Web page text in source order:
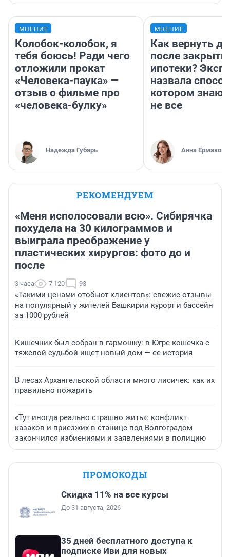
МНЕНИЕ
Колобок-колобок, я
тебя боюсь! Ради чего
отложили прокат
«Человека-паука» —
отзыв о фильме про
«человека-булку»
Надежда Губарь
МНЕНИЕ
Как вернуть
после
ипотеки?
назвала
котором
не все
Анна Ермакова
РЕКОМЕНДУЕМ
«Меня исполосовали всю». Сибирячка
похудела на 30 килограммов и
выиграла преображение у
пластических хирургов: фото до и
после
3 часа 7 120 93
«Такими ценами отобьют клиентов»: свежие отзывы
на популярный у жителей Башкирии курорт и бассейн
за 1000 рублей
Кишечник был собран в гармошку: в Югре кошечка с
тяжелой судьбой ищет новый дом — ее история
В лесах Архангельской области много лисичек: как их
правильно пожарить
«Тут иногда реально страшно жить»: конфликт
казаков и приезжих в станице под Волгоградом
закончился избиениями и заявлениями в полицию
ПРОМОКОДЫ
Скидка 11% на все курсы
До 31 августа, 2026
35 дней бесплатного доступа к
подписке Иви для новых